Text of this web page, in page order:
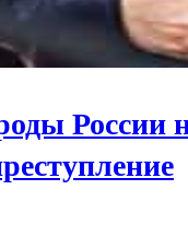
России